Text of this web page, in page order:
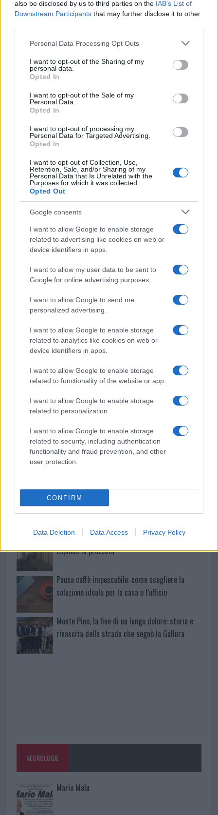
also be disclosed by us to third parties on the IAB’s List of
Downstream Participants that may further disclose it to other
Please note that this website/app uses one or more Google
not limited to your visit or usage behaviour. You may click to
grant or deny consent to Google and its third-party tags to
use your data for below specified purposes in below Google
consent section.
Personal Data Processing Opt Outs
I want to opt-out of the Sharing of my
personal data.
Opted In
I want to opt-out of the Sale of my
Personal Data.
Opted In
I want to opt-out of processing my
Personal Data for Targeted Advertising.
Opted In
I want to opt-out of Collection, Use,
Retention, Sale, and/or Sharing of my
Personal Data that Is Unrelated with the
Purposes for which it was collected.
Opted Out
Google consents
I want to allow Google to enable storage
related to advertising like cookies on web or
device identifiers in apps.
I want to allow my user data to be sent to
Google for online advertising purposes.
I want to allow Google to send me
personalized advertising.
I want to allow Google to enable storage
related to analytics like cookies on web or
device identifiers in apps.
I want to allow Google to enable storage
related to functionality of the website or app.
I want to allow Google to enable storage
related to personalization.
I want to allow Google to enable storage
related to security, including authentication
functionality and fraud prevention, and other
user protection.
CONFIRM
Data Deletion Data Access Privacy Policy
Inviaci le tue segnalazioni,
i tuoi video e le tue foto
Su WhatsApp al numero +39
345 356 7512
Notizie in tempo reale?
Entra nel canale telegram di
Ricevi le nostre ultime news
daGoogle News
Condividi l'articolo
F
a
ce
b
o
k
T
w
it
te
Pi
n
te
re
W
h
at
s
A
p
p
h
a
re
Prossimo articolo
NOTIZIE RECENTI
Ristorante distrutto dalle fiamme a La
Maddalena, incendio a Monti d’à rena
Le previsioni meteo per il weekend a Olbia e in
Gallura
Michelle Hunziker in Gallura, bella anche dal
Calangianus, dopo le polemiche il centro
accoglienza minori chiude
Olbia, divieto di sosta contro spaccio e degrado:
esplode la protesta
Pausa caffè impeccabile: come scegliere la
soluzione ideale per la casa e l’ufficio
Monte Pino, la fine di un lungo dolore: storia e
rinascita della strada che segnò la Gallura
NECROLOGIE
Mario Malu